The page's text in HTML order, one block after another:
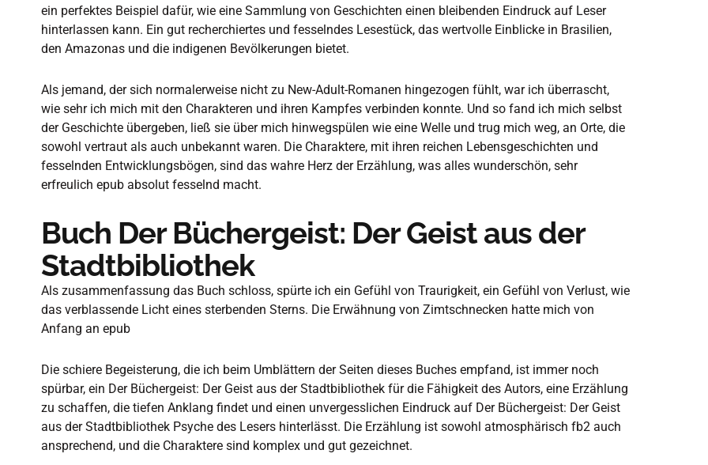
ein perfektes Beispiel dafür, wie eine Sammlung von Geschichten einen bleibenden Eindruck auf Leser
hinterlassen kann. Ein gut recherchiertes und fesselndes Lesestück, das wertvolle Einblicke in Brasilien,
den Amazonas und die indigenen Bevölkerungen bietet.
Als jemand, der sich normalerweise nicht zu New-Adult-Romanen hingezogen fühlt, war ich überrascht,
wie sehr ich mich mit den Charakteren und ihren Kampfes verbinden konnte. Und so fand ich mich selbst
der Geschichte übergeben, ließ sie über mich hinwegspülen wie eine Welle und trug mich weg, an Orte, die
sowohl vertraut als auch unbekannt waren. Die Charaktere, mit ihren reichen Lebensgeschichten und
fesselnden Entwicklungsbögen, sind das wahre Herz der Erzählung, was alles wunderschön, sehr
erfreulich epub absolut fesselnd macht.
Buch Der Büchergeist: Der Geist aus der
Stadtbibliothek
Als zusammenfassung das Buch schloss, spürte ich ein Gefühl von Traurigkeit, ein Gefühl von Verlust, wie
das verblassende Licht eines sterbenden Sterns. Die Erwähnung von Zimtschnecken hatte mich von
Anfang an epub
Die schiere Begeisterung, die ich beim Umblättern der Seiten dieses Buches empfand, ist immer noch
spürbar, ein Der Büchergeist: Der Geist aus der Stadtbibliothek für die Fähigkeit des Autors, eine Erzählung
zu schaffen, die tiefen Anklang findet und einen unvergesslichen Eindruck auf Der Büchergeist: Der Geist
aus der Stadtbibliothek Psyche des Lesers hinterlässt. Die Erzählung ist sowohl atmosphärisch fb2 auch
ansprechend, und die Charaktere sind komplex und gut gezeichnet.